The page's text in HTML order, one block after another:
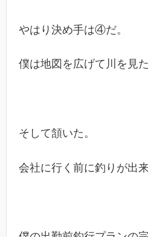
やはり決め手は④だ。
僕は地図を広げて川を見た
そして頷いた。
会社に行く前に釣りが出来